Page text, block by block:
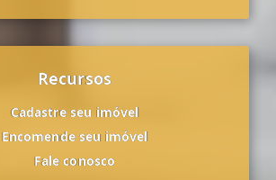
Recursos
Cadastre seu imóvel
Encomende seu imóvel
Fale conosco